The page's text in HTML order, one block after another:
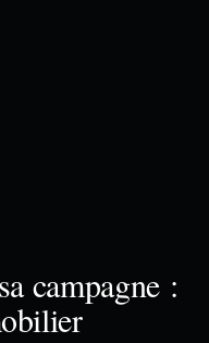
campagne :